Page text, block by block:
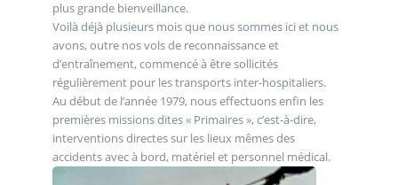
plus grande bienveillance.
Voilà déjà plusieurs mois que nous sommes ici et nous
avons, outre nos vols de reconnaissance et
d’entraînement, commencé à être sollicités
régulièrement pour les transports inter-hospitaliers.
Au début de l’année 1979, nous effectuons enfin les
premières missions dites « Primaires », c’est-à-dire,
interventions directes sur les lieux mêmes des
accidents avec à bord, matériel et personnel médical.